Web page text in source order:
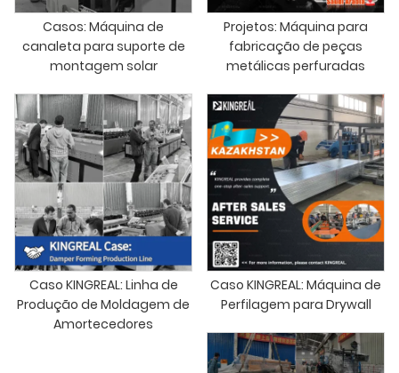
Casos: Máquina de
canaleta para suporte de
montagem solar
Projetos: Máquina para
fabricação de peças
metálicas perfuradas
Caso KINGREAL: Linha de
Produção de Moldagem de
Amortecedores
Caso KINGREAL: Máquina de
Perfilagem para Drywall